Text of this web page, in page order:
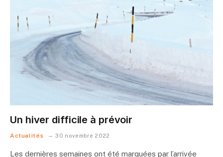
Un hiver difficile à prévoir
Actualités 30 novembre 2022
Les dernières semaines ont été marquées par l’arrivée